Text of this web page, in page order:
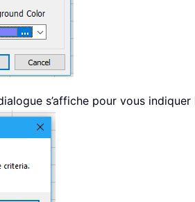
s’affiche pour vous